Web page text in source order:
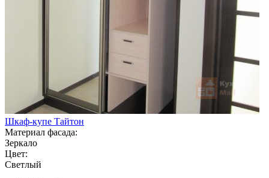
Шкаф-купе Тайтон
Материал фасада:
Зеркало
Цвет:
Светлый